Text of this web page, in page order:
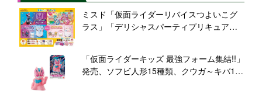
ミスド「仮面ライダーリバイスつよいこグ
ラス」「デリシャスパーティプリキュアつ
「仮面ライダーキッズ 最強フォーム集結!!」
発売、ソフビ人形15種類、クウガ～キバ12